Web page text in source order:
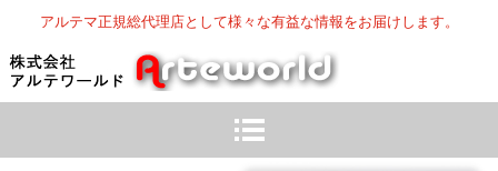
アルテマ正規総代理店として様々な有益な情報をお届けします。